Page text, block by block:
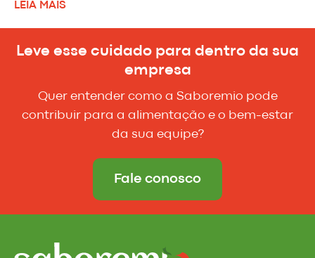
LEIA MAIS
Leve esse cuidado para dentro da sua
empresa
Quer entender como a Saboremio pode
contribuir para a alimentação e o bem-estar
da sua equipe?
Fale conosco